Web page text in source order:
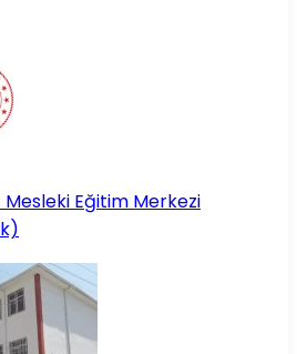
Eğitim Merkezi